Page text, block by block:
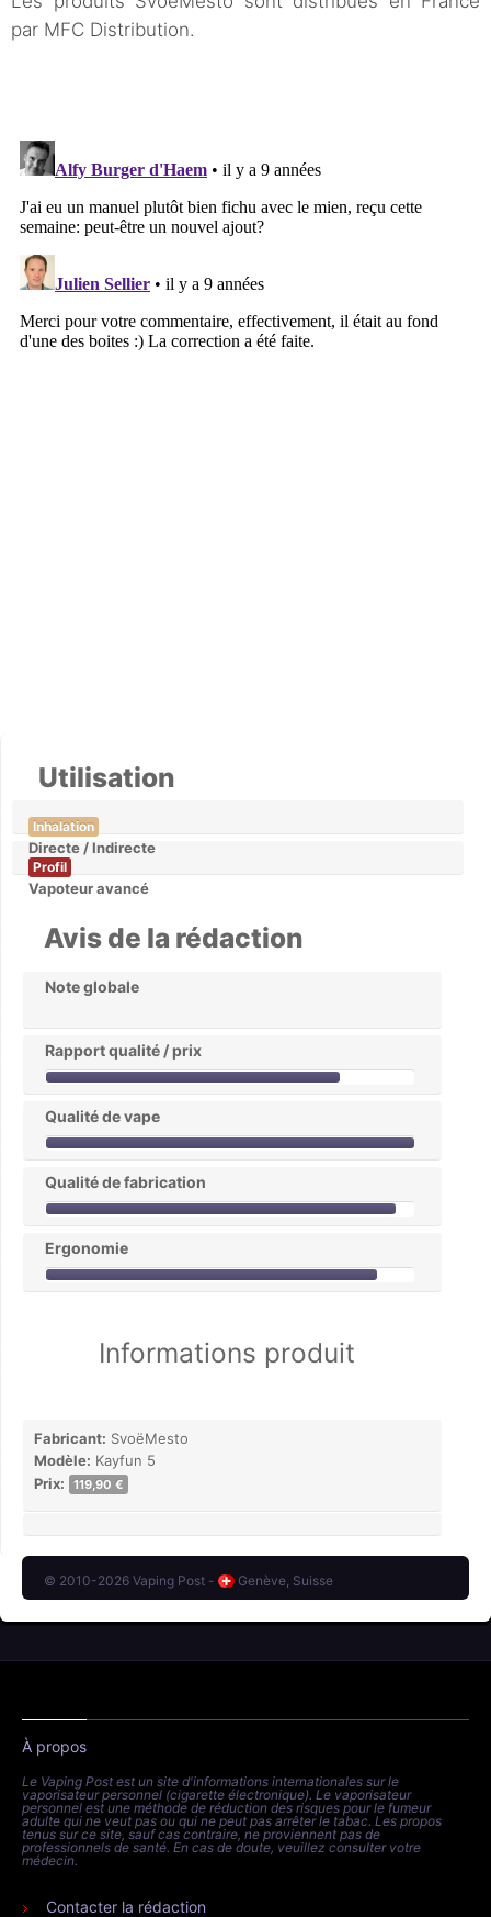
par MFC Distribution.
Utilisation
Inhalation
Directe / Indirecte
Profil
Vapoteur avancé
Avis de la rédaction
Note globale
Rapport qualité / prix
Qualité de vape
Qualité de fabrication
Ergonomie
Informations produit
Fabricant: SvoëMesto
Modèle: Kayfun 5
Prix:
119,90 €
© 2010-2026 Vaping Post - Genève, Suisse
À propos
Le Vaping Post est un site d'informations internationales sur le
vaporisateur personnel (cigarette électronique). Le vaporisateur
personnel est une méthode de réduction des risques pour le fumeur
adulte qui ne veut pas ou qui ne peut pas arrêter le tabac. Les propos
tenus sur ce site, sauf cas contraire, ne proviennent pas de
professionnels de santé. En cas de doute, veuillez consulter votre
médecin.
Contacter la rédaction